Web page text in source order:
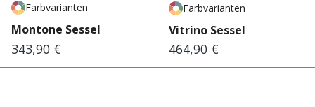
Farbvarianten
Montone Sessel
Regulärer Preis:
343,90 €
Farbvarianten
Vitrino Sessel
Regulärer Preis:
464,90 €